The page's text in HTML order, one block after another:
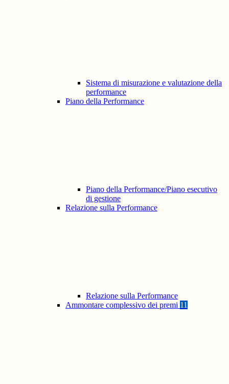
Sistema di misurazione e valutazione della
performance
Piano della Performance
Piano della Performance/Piano esecutivo
di gestione
Relazione sulla Performance
Relazione sulla Performance
Ammontare complessivo dei premi 11